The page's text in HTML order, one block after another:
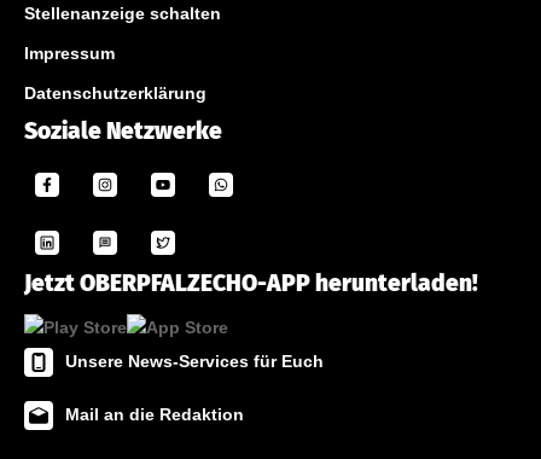
Stellenanzeige schalten
Impressum
Datenschutzerklärung
Soziale Netzwerke
Jetzt OBERPFALZECHO-APP herunterladen!
Unsere News-Services für Euch
Mail an die Redaktion